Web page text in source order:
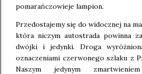
pomarańczowieje lampion.
Przedostajemy się do widocznej na
która niczym autostrada powinna
dwójki i jedynki. Droga
oznaczeniami czerwonego szlaku z
Naszym jedynym